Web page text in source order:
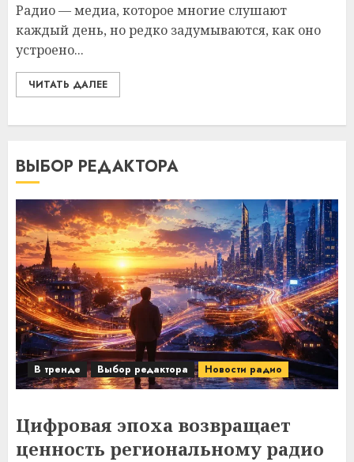
Радио — медиа, которое многие слушают
каждый день, но редко задумываются, как оно
устроено...
ЧИТАТЬ ДАЛЕЕ
ВЫБОР РЕДАКТОРА
В тренде Выбор редактора Новости радио
Цифровая эпоха возвращает
ценность региональному радио